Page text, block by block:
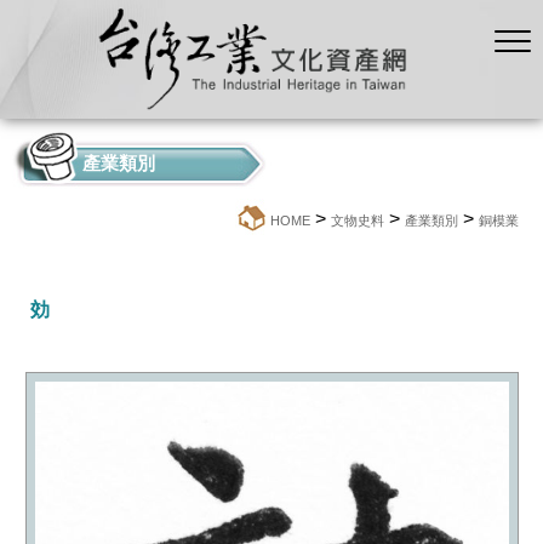
產業類別
HOME > 文物史料 > 產業類別 > 銅模業
効